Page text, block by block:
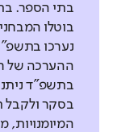
בתי הספר.
בוטלו
נערכו
ההערכה של
בתשפ"ד
בסקר ולקבל
המיומנויות,